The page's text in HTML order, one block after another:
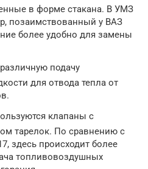
в форме стакана. В УМЗ
позаимствованный у ВАЗ
более удобно для замены
подачу
для отвода тепла от
клапаны с
тарелок. По сравнению с
здесь происходит более
топливовоздушных